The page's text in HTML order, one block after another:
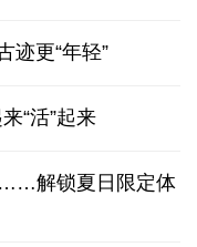
迹更“年轻”
“活”起来
……解锁夏日限定体